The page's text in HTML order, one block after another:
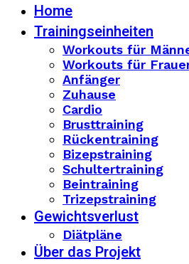
Home
Trainingseinheiten
Workouts für
Workouts für
Anfänger
Zuhause
Cardio
Brusttraining
Rückentraining
Bizepstraining
Schultertraining
Beintraining
Trizepstraining
Gewichtsverlust
Diätpläne
Über das Projekt